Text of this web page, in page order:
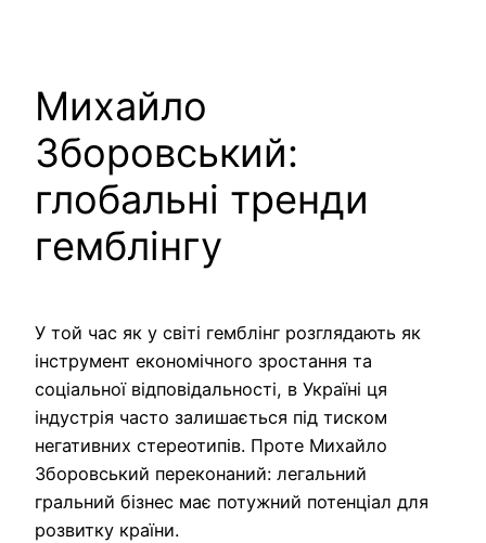
conteúdo
Михайло
Зборовський:
глобальні тренди
гемблінгу
У той час як у світі гемблінг розглядають як
інструмент економічного зростання та
соціальної відповідальності, в Україні ця
індустрія часто залишається під тиском
негативних стереотипів. Проте Михайло
Зборовський переконаний: легальний
гральний бізнес має потужний потенціал для
розвитку країни.